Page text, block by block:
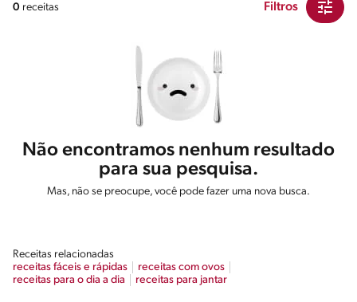
0 receitas Filtros
Não encontramos nenhum resultado
para sua pesquisa.
Mas, não se preocupe, você pode fazer uma nova busca.
Receitas relacionadas
receitas fáceis e rápidas
receitas com ovos
receitas para o dia a dia
receitas para jantar